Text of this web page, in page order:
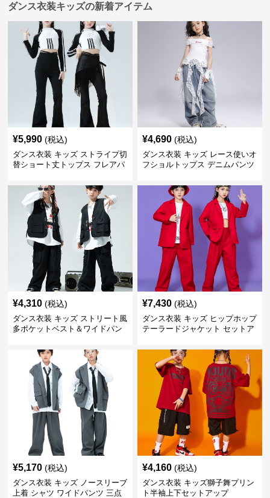
ダンス衣装キッズの新着アイテム
¥5,990 (税込)
ダンス衣装 キッズ ストライプ切
替ショート丈トップス フレアパ
¥4,690 (税込)
ダンス衣装 キッズ レース使いオ
フショルトップス デニムパンツ
¥4,310 (税込)
ダンス衣装 キッズ ストリート風
多ポケットベスト＆ワイドパン
¥7,430 (税込)
ダンス衣装 キッズ ヒップホップ
テーラードジャケット セットア
¥5,170 (税込)
ダンス衣装 キッズ ノースリーブ
上着 シャツ ワイドパンツ 三点
¥4,160 (税込)
ダンス衣装 キッズ獅子舞プリン
ト半袖上下セットアップ